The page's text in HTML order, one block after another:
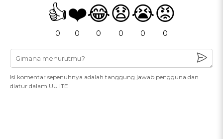
👍
0
❤️
0
😂
0
😧
0
😭
0
😡
0
Isi komentar sepenuhnya adalah tanggung jawab pengguna dan
diatur dalam UU ITE